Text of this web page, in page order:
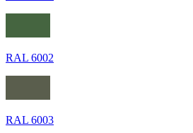
RAL 6002
RAL 6003